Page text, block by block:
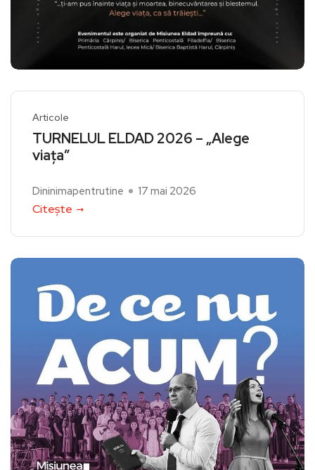
Articole
TURNELUL ELDAD 2026 – „Alege
viața”
Dininimapentrutine 17 mai 2026
Citește